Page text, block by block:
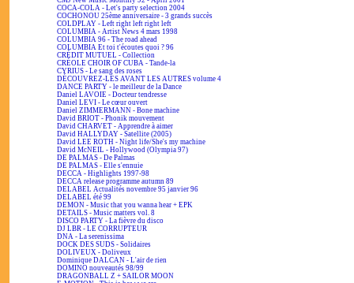
COCA-COLA - Let's party selection 2004
COCHONOU 25ème anniversaire - 3 grands succès
COLDPLAY - Left right left right left
COLUMBIA - Artist News 4 mars 1998
COLUMBIA 96 - The road ahead
COLUMBIA Et toi t'écoutes quoi ? 96
CRÉDIT MUTUEL - Collection
CRÉOLE CHOIR OF CUBA - Tande-la
CYRIUS - Le sang des roses
DÉCOUVREZ-LES AVANT LES AUTRES volume 4
DANCE PARTY - le meilleur de la Dance
Daniel LAVOIE - Docteur tendresse
Daniel LEVI - Le cœur ouvert
Daniel ZIMMERMANN - Bone machine
David BRIOT - Phonik mouvement
David CHARVET - Apprendre à aimer
David HALLYDAY - Satellite (2005)
David LEE ROTH - Night life/She's my machine
David McNEIL - Hollywood (Olympia 97)
DE PALMAS - De Palmas
DE PALMAS - Elle s'ennuie
DECCA - Highlights 1997-98
DECCA release programme autumn 89
DELABEL Actualités novembre 95 janvier 96
DELABEL été 99
DEMON - Music that you wanna hear + EPK
DETAILS - Music matters vol. 8
DISCO PARTY - La fièvre du disco
DJ LBR - LE CORRUPTEUR
DNA - La serenissima
DOCK DES SUDS - Solidaires
DOLIVEUX - Doliveux
Dominique DALCAN - L'air de rien
DOMINO nouveautés 98/99
DRAGONBALL Z + SAILOR MOON